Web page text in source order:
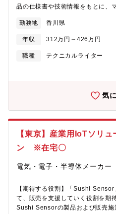
品の仕様書や技術情報をもとに、
（テクニカルライティング など
および作成指示・データ編集（
用）※必要な装置知識や、業務の
でご安心ください。未経験の場合
ろいろな事ができる社風です。フ
アル制作だけでなく、IT技術を融
展開する新拠点です。立ち上げメ
新しい事業の成長と拡大を味わう
活かし、新しいことにチャレンジ
上のステージを目指したいと考え
れ、穏やかな気候の高松で、わ
ませんか。＜会社の特徴＞■ダイ
もとに、クライアントのビジネス
ビスを提案・提供しています。≪
サービス）≫国内外の宿泊施設や
の補助制度など、豊富なメニュー
勤務地 香川県
年収 312万円～426万円
職種
テクニカルライター
気
【東京】産業用IoTソリ
ン ※在宅〇
電気・電子・半導体メーカー
【期待する役割】「Sushi
て、販売を支援していく役割を期
Sushi Sensorの製品および販売施